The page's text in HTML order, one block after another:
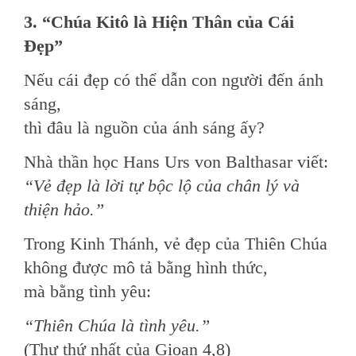
3. “Chúa Kitô là Hiện Thân của Cái
Đẹp”
Nếu cái đẹp có thể dẫn con người đến ánh
sáng,
thì đâu là nguồn của ánh sáng ấy?
Nhà thần học Hans Urs von Balthasar viết:
“Vẻ đẹp là lời tự bộc lộ của chân lý và
thiện hảo.”
Trong Kinh Thánh, vẻ đẹp của Thiên Chúa
không được mô tả bằng hình thức,
mà bằng tình yêu:
“Thiên Chúa là tình yêu.”
(Thư thứ nhất của Gioan 4,8)